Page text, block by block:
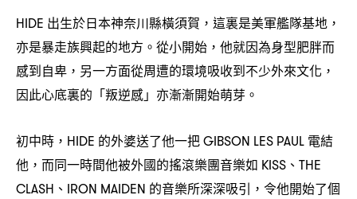
HIDE 出生於日本神奈川縣橫須賀 ， 這裏是美軍艦隊基地 ，
亦是暴走族興起的地方。從小開始 ， 他就因為身型肥胖而
感到自卑 ， 另一方面從周遭的環境吸收到不少外來文化 ，
因此心底裏的「叛逆感」亦漸漸開始萌芽。
初中時 ，HIDE 的外婆送了他一把GIBSON LES PAUL 電結
他 ， 而同一時間他被外國的搖滾樂團音樂如 KISS 、 THE
CLASH 、 IRON MAIDEN 的音樂所深深吸引 ， 令他開始了個